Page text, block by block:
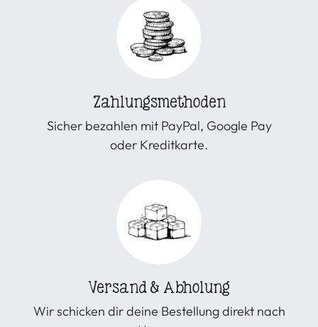
Zahlungsmethoden
Sicher bezahlen mit PayPal, Google Pay
oder Kreditkarte.
Versand & Abholung
Wir schicken dir deine Bestellung direkt nach